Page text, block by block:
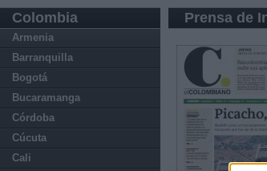
Colombia
Armenia
Barranquilla
Bogotá
Bucaramanga
Córdoba
Cúcuta
Cali
Prensa de